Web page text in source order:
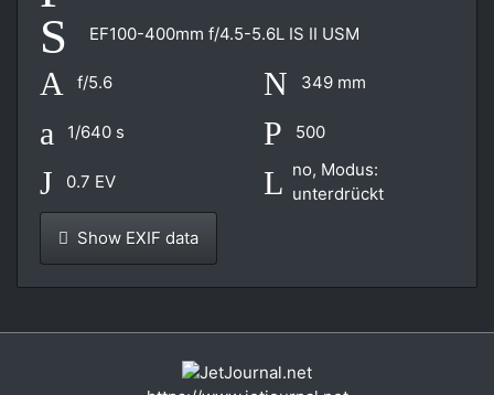
EF100-400mm f/4.5-5.6L IS II USM
f/5.6 349 mm
1/640 s 500
0.7 EV
no, Modus:
unterdrückt
Show EXIF data